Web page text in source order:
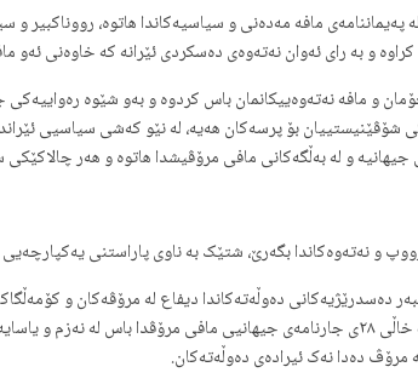
پەیماننامەی مافە مەدەنی و سیاسیەکاندا هاتوە،
و بە رای ئەوان نەتەوەی دەسکردی ئێرانە کە خاوەنی
و مافە نەتەوەییکانمان باس کردوە و بەو شێوە
بۆ پرسەکان هەیە، لە نێو کەشی سیاسیی
و لە بەڵگەکانی مافی مرۆڤیشدا هاتوە و هەر چالاکێکی
و نەتەوەکاندا بگەرێ، شتێک بە ناوی پاراستنی
دەسدرێژیەکانی دەوڵەتەکاندا دیفاع لە مرۆڤەکان و
بەڵکوو بە روونی باس لە مافی مرۆڤەکان بۆ هەڵبژاردنی شوێنی ژیان و تەنانەت لە خاڵی
دەدا نەک ئیرادەی دەوڵەتەکان.